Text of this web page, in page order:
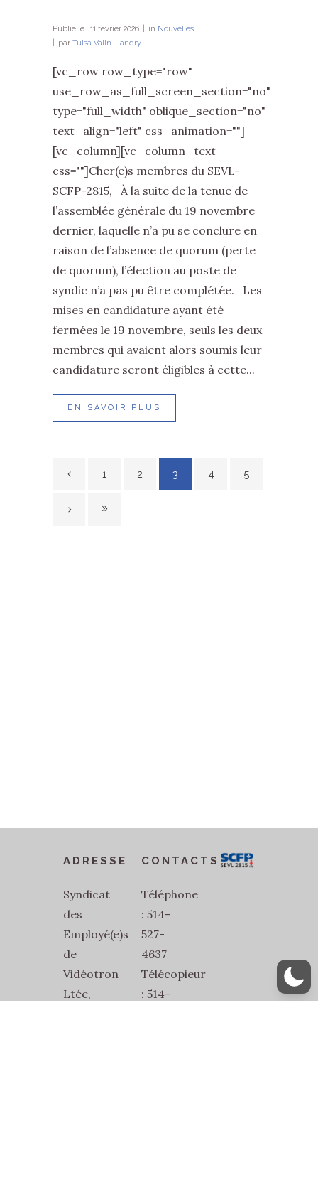
Publié le 11 février 2026 in Nouvelles
par Tulsa Valin-Landry
[vc_row row_type="row"
use_row_as_full_screen_section="no"
type="full_width" oblique_section="no"
text_align="left" css_animation=""]
[vc_column][vc_column_text
css=""]Cher(e)s membres du SEVL-
SCFP-2815, À la suite de la tenue de
l’assemblée générale du 19 novembre
dernier, laquelle n’a pu se conclure en
raison de l’absence de quorum (perte
de quorum), l’élection au poste de
syndic n’a pas pu être complétée. Les
mises en candidature ayant été
fermées le 19 novembre, seuls les deux
membres qui avaient alors soumis leur
candidature seront éligibles à cette...
EN SAVOIR PLUS
1 2 3 4 5
ADRESSE
Syndicat
des
Employé(e)s
de
Vidéotron
Ltée,
CONTACTS
Téléphone
: 514-
527-
4637
Télécopieur
: 514-